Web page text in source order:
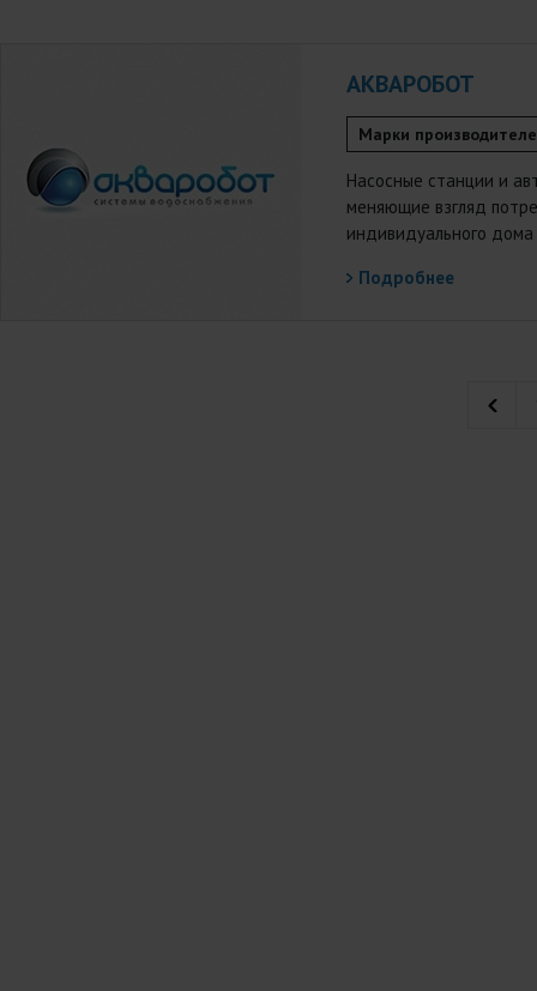
АКВАРОБОТ
Марки
Насосные станции и
меняющие взгляд
индивидуального
Подробнее